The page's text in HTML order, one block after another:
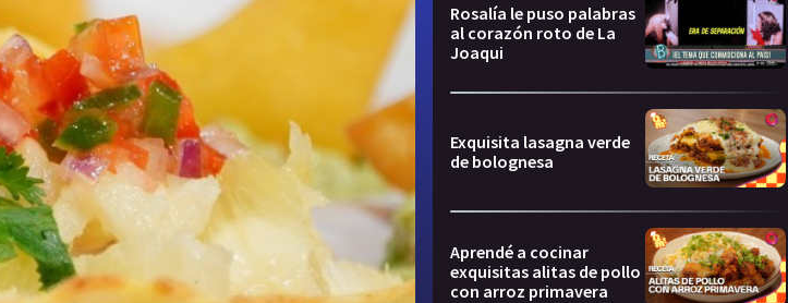
Rosalía le puso palabras
al corazón roto de La
Joaqui
Exquisita lasagna verde
de bolognesa
Aprendé a cocinar
exquisitas alitas de pollo
con arroz primavera